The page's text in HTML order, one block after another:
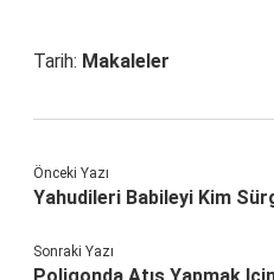
Tarih: Makaleler
Önceki Yazı
Yahudileri Babileyi Kim
Sonraki Yazı